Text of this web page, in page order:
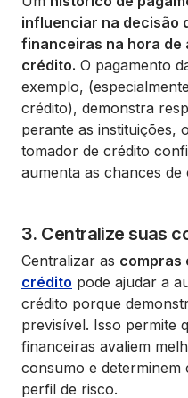
influenciar na decisão
financeiras na hora de
crédito. O pagamento
exemplo,
crédito), demonstra
perante as instituições,
tomador de crédito
aumenta as chances de
3. Centralize suas
Centralizar as compras
crédito pode ajudar a
crédito porque
previsível. Isso permite
financeiras avaliem
consumo e determinem
perfil de risco.